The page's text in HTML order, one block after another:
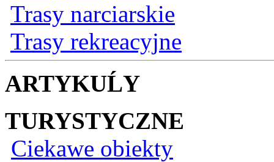
Trasy narciarskie
Trasy rekreacyjne
ARTYKUĹY
TURYSTYCZNE
Ciekawe obiekty